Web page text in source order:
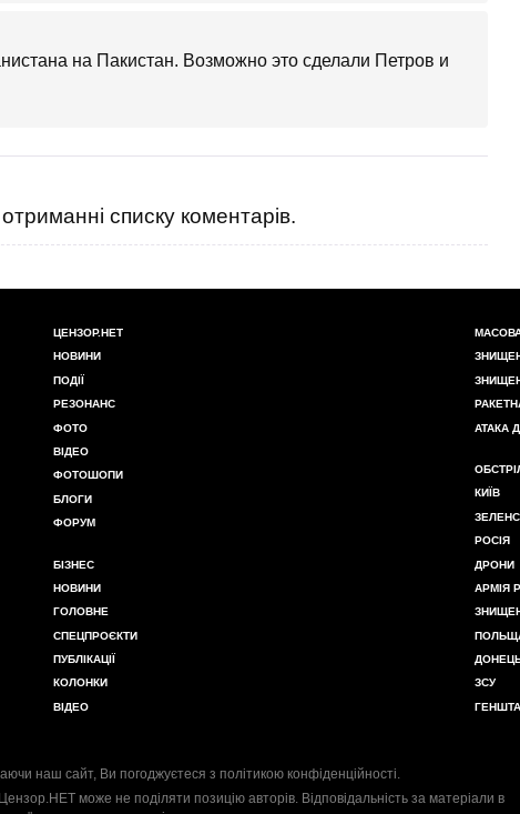
на Пакистан. Возможно это сделали Петров и
списку коментарів.
ЦЕНЗОР.НЕТ
НОВИНИ
ПОДІЇ
РЕЗОНАНС
ФОТО
ВІДЕО
ФОТОШОПИ
БЛОГИ
ФОРУМ
БІЗНЕС
НОВИНИ
ГОЛОВНЕ
СПЕЦПРОЄКТИ
ПУБЛІКАЦІЇ
КОЛОНКИ
ВІДЕО
АТАКА
КИЇВ
РОСІЯ
ДРОНИ
АРМІЯ
ЗСУ
наш сайт, Ви погоджуєтеся з політикою конфіденційності.
може не поділяти позицію авторів. Відповідальність за матеріали в